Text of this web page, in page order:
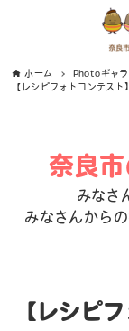
ホーム
Photoギャ
【レシピフォトコンテス
奈良
みなさ
みなさんから
【レシピ